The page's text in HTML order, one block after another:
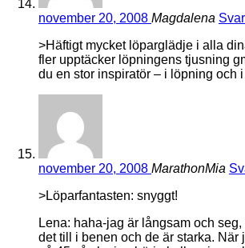
november 20, 2008 Magdalena
>Häftigt mycket löparglädje i alla
fler upptäcker löpningens tjusning
du en stor inspiratör – i löpning och
november 20, 2008 MarathonMia
>Löparfantasten: snyggt!
Lena: haha-jag är långsam och
det till i benen och de är starka. När